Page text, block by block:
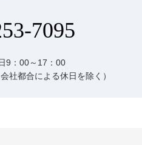
7095
9：00～17：00
社都合による休日を除く）